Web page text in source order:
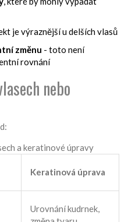
je výraznější u delších vlasů
změnu - toto není
rovnání
nebo
a keratinové úpravy
Keratinová úprava
Urovnání kudrnek,